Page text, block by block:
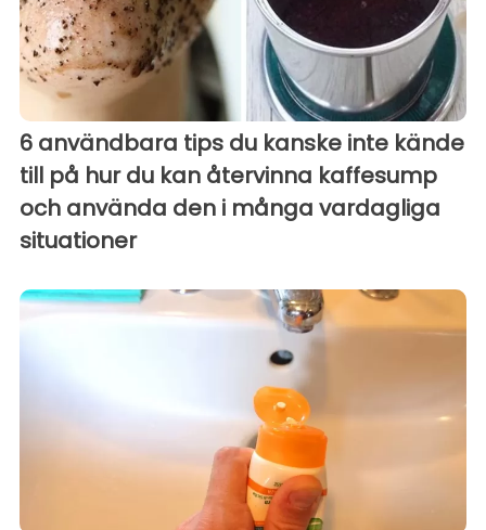
6 användbara tips du kanske inte kände
till på hur du kan återvinna kaffesump
och använda den i många vardagliga
situationer